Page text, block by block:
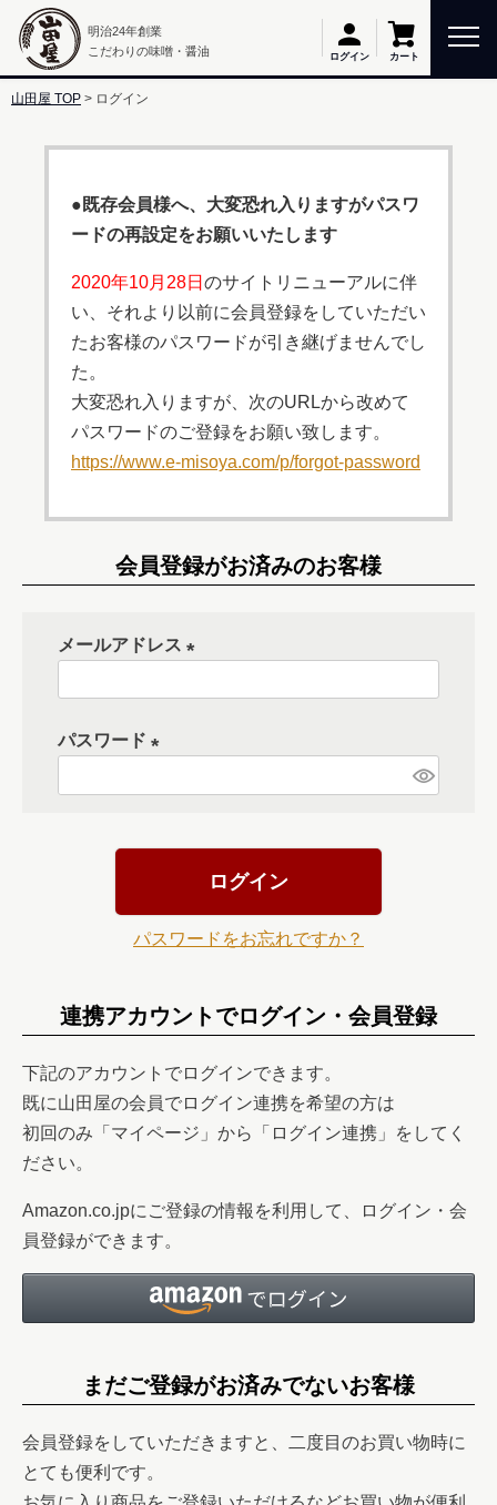
明治24年創業
こだわりの味噌・醤油
ログイン カート
山田屋 TOP ログイン
●既存会員様へ、大変恐れ入りますがパスワ
ードの再設定をお願いいたします
2020年10月28日 のサイトリニューアルに伴
い、それより以前に会員登録をしていただい
たお客様のパスワードが引き継げませんでし
た。
大変恐れ入りますが、次のURLから改めて
パスワードのご登録をお願い致します。
https://www.e-misoya.com/p/forgot-password
会員登録がお済みのお客様
メールアドレス
パスワード
ログイン
パスワードをお忘れですか？
連携アカウントでログイン・会員登録
下記のアカウントでログインできます。
既に山田屋の会員でログイン連携を希望の方は
初回のみ「マイページ」から「ログイン連携」をしてく
ださい。
Amazon.co.jpにご登録の情報を利用して、ログイン・会
員登録ができます。
まだご登録がお済みでないお客様
会員登録をしていただきますと、二度目のお買い物時に
とても便利です。